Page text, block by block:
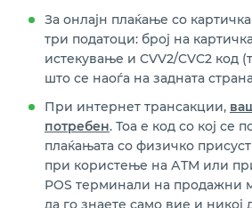
За онлајн плаќање со
три податоци: број на
истекување и CVV2/CVC2 код
што се наоѓа на задната
При интернет трансакции,
потребен. Тоа е код со кој се
плаќањата со физичко
при користење на АТМ или
POS терминали на продажни
да го знаете само вие и никој